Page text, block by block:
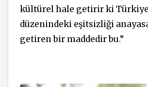
kültürel hale getirir ki
düzenindeki eşitsizliği
getiren bir maddedir bu.”